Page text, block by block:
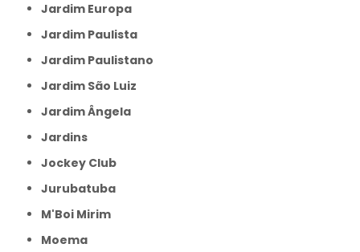
Jardim Europa
Jardim Paulista
Jardim Paulistano
Jardim São Luiz
Jardim Ângela
Jardins
Jockey Club
Jurubatuba
M'Boi Mirim
Moema